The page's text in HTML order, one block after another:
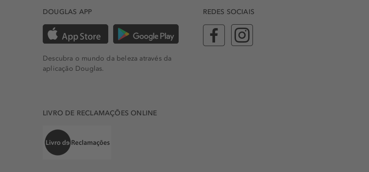
DOUGLAS APP
Descubra o mundo da beleza através da
aplicação Douglas.
REDES SOCIAIS
LIVRO DE RECLAMAÇÕES ONLINE